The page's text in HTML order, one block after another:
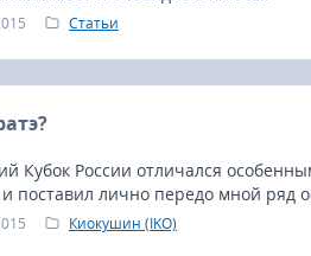
Статьи
Кубок России отличался
поставил лично передо мной ряд
Киокушин (IKO)
RCC Kyokushin